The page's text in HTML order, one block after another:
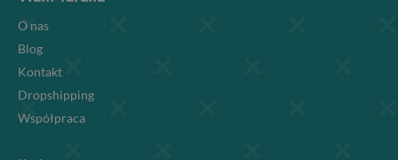
O nas
Blog
Kontakt
Dropshipping
Współpraca